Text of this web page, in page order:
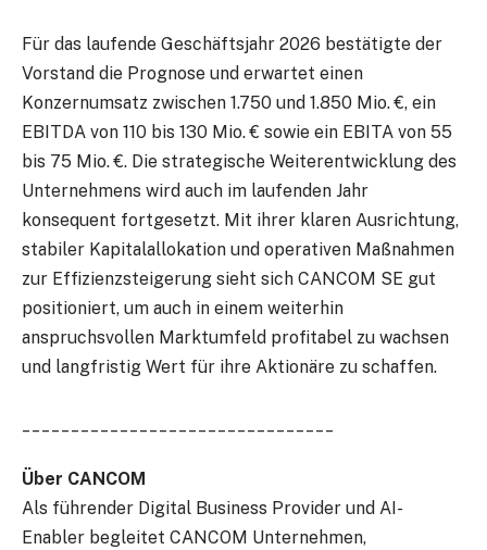
Für das laufende Geschäftsjahr 2026 bestätigte der
Vorstand die Prognose und erwartet einen
Konzernumsatz zwischen 1.750 und 1.850 Mio. €, ein
EBITDA von 110 bis 130 Mio. € sowie ein EBITA von 55
bis 75 Mio. €. Die strategische Weiterentwicklung des
Unternehmens wird auch im laufenden Jahr
konsequent fortgesetzt. Mit ihrer klaren Ausrichtung,
stabiler Kapitalallokation und operativen Maßnahmen
zur Effizienzsteigerung sieht sich CANCOM SE gut
positioniert, um auch in einem weiterhin
anspruchsvollen Marktumfeld profitabel zu wachsen
und langfristig Wert für ihre Aktionäre zu schaffen.
Über CANCOM
Als führender Digital Business Provider und AI-
Enabler begleitet CANCOM Unternehmen,